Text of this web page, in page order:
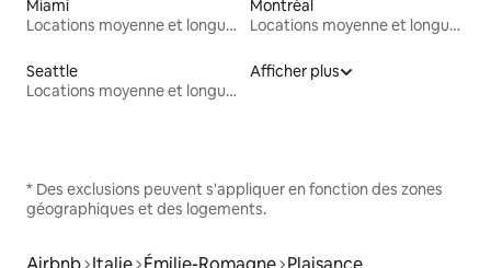
Miami
Locations moyenne et longue durée
Montréal
Locations moyenne et longue durée
Seattle
Locations moyenne et longue durée
Afficher plus
* Des exclusions peuvent s'appliquer en fonction des zones
géographiques et des logements.